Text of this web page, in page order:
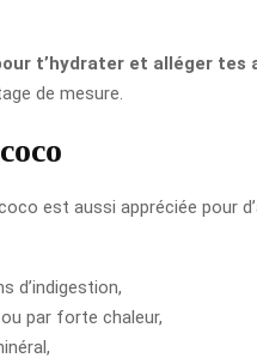
t’hydrater et alléger tes
de mesure.
coco est aussi appréciée pour
d’indigestion,
par forte chaleur,